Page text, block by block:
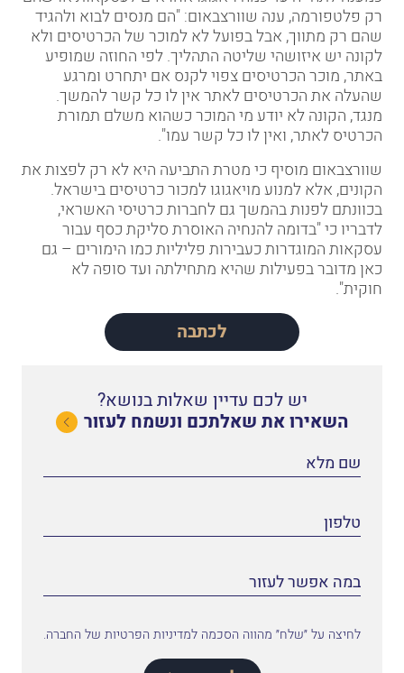
רק פלטפורמה, ענה שוורצבאום: "הם מנסים לבוא ולהגיד
שהם רק מתווך, אבל בפועל לא למוכר של הכרטיסים ולא
לקונה יש איזושהי שליטה התהליך. לפי החוזה שמופיע
באתר, מוכר הכרטיסים צפוי לקנס אם יתחרט ומרגע
שהעלה את הכרטיסים לאתר אין לו כל קשר להמשך.
מנגד, הקונה לא יודע מי המוכר כשהוא משלם תמורת
הכרטיס לאתר, ואין לו כל קשר עמו".
שוורצבאום מוסיף כי מטרת התביעה היא לא רק לפצות את
הקונים, אלא למנוע מויאגוגו למכור כרטיסים בישראל.
בכוונתם לפנות בהמשך גם לחברות כרטיסי האשראי,
לדבריו כי "בדומה להנחיה האוסרת סליקת כסף עבור
עסקאות המוגדרות כעבירות פליליות כמו הימורים – גם
כאן מדובר בפעילות שהיא מתחילתה ועד סופה לא
חוקית".
לכתבה
יש לכם עדיין שאלות בנושא?
השאירו את שאלתכם ונשמח לעזור
לחיצה על ״שלח״ מהווה הסכמה למדיניות הפרטיות של החברה.